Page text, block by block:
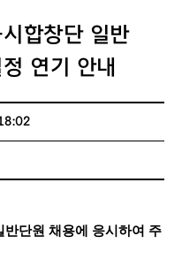
합창단 일반
연기 안내
단원 채용에 응시하여 주